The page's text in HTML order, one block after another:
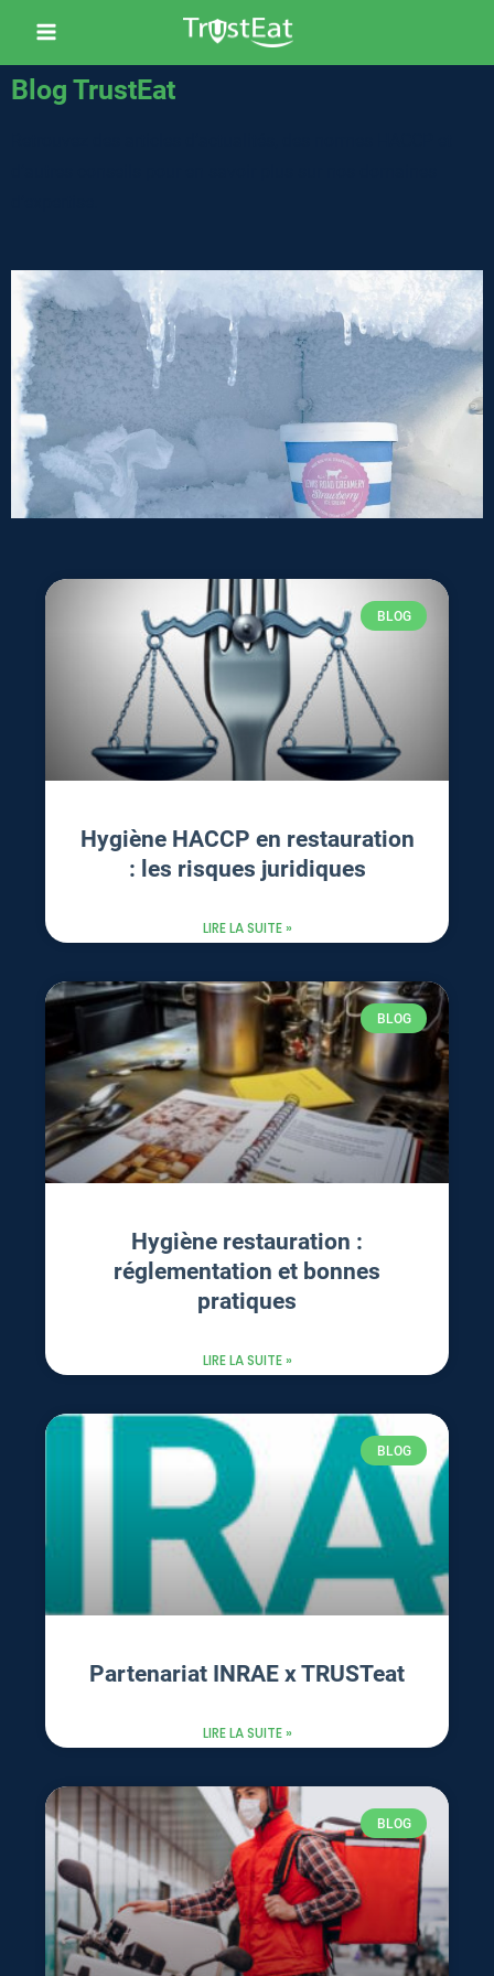
Blog TrustEat
BLOG
Hygiène HACCP en restauration
: les risques juridiques
LIRE LA SUITE »
BLOG
Hygiène restauration :
réglementation et bonnes
pratiques
LIRE LA SUITE »
BLOG
Partenariat INRAE x TRUSTeat
LIRE LA SUITE »
BLOG